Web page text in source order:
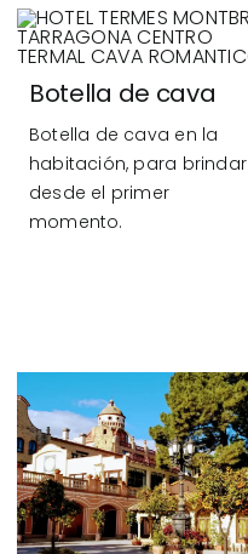
Botella de cava
Botella de cava en la
habitación, para brindar
desde el primer
momento.